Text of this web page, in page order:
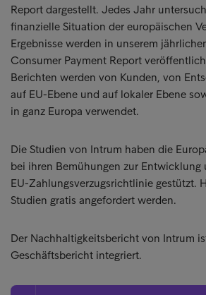
Report dargestellt. Jedes Jahr
finanzielle Situation der europäischen
Ergebnisse werden in unserem
Consumer Payment Report
Berichten werden von Kunden, von
auf EU-Ebene und auf lokaler Ebene
in ganz Europa verwendet.
Die Studien von Intrum haben die
bei ihren Bemühungen zur Entwicklung
EU-Zahlungsverzugsrichtlinie gestützt.
Studien gratis angefordert werden.
Der Nachhaltigkeitsbericht von Intrum
Geschäftsbericht integriert.